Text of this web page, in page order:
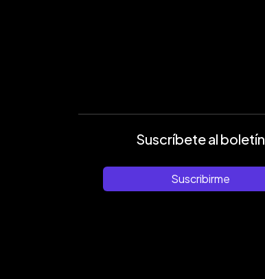
Suscríbete al boletín
Suscribirme